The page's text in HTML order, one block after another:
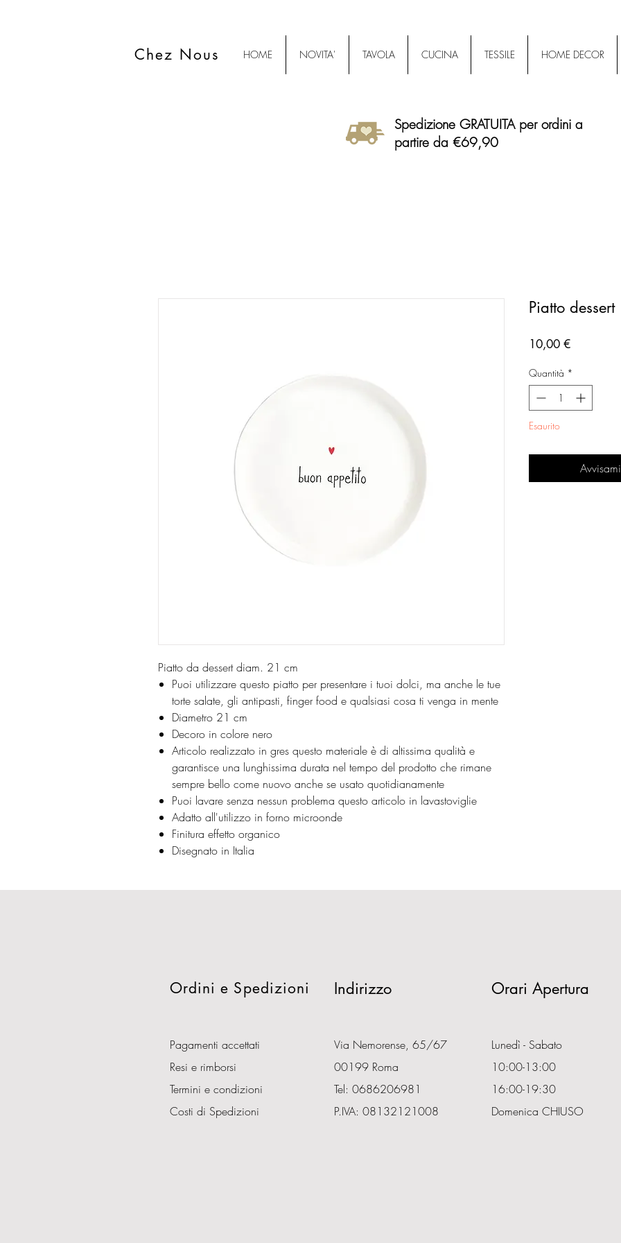
HOME NOVITA' TAVOLA CUCINA TESSILE HOME DECOR
Chez Nous
Spedizione GRATUITA per ordini a
partire da €69,90
Piatto da dessert diam. 21 cm
Puoi utilizzare questo piatto per presentare i tuoi dolci, ma anche le tue
torte salate, gli antipasti, finger food e qualsiasi cosa ti venga in mente
Diametro 21 cm
Decoro in colore nero
Articolo realizzato in gres questo materiale è di altissima qualità e
garantisce una lunghissima durata nel tempo del prodotto che rimane
sempre bello come nuovo anche se usato quotidianamente
Puoi lavare senza nessun problema questo articolo in lavastoviglie
Adatto all'utilizzo in forno microonde
Finitura effetto organico
Disegnato in Italia
Piatto
10,00 €Prezzo
Quantità *
Esaurito
Ordini e Spedizioni Indirizzo
Pagamenti accettati
Resi e rimborsi
Termini e condizioni
Costi di Spedizioni
Via Nemorense, 65/67
00199 Roma
Tel: 0686206981
P.IVA: 08132121008
Orari Apertura
Lunedì - Sabato
10:00-13:00
16:00-19:30
Domenica CHIUSO